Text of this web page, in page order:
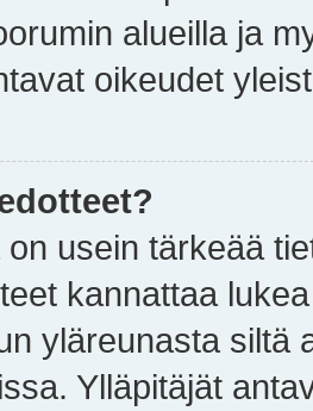
alueilla ja
oikeudet
usein tärkeää
kannattaa
yläreunasta siltä
Ylläpitäjät